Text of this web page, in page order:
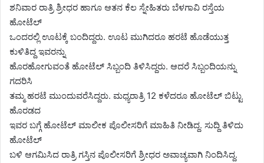
ಶನಿವಾರ ರಾತ್ರಿ ಶ್ರೀಧರ ಹಾಗೂ ಆತನ ಕೆಲ ಸ್ನೇಹಿತರು ಬೆಳಗಾವಿ ರಸ್ತೆಯ
ಹೋಟೆಲ್
ಒಂದರಲ್ಲಿ ಊಟಕ್ಕೆ ಬಂದಿದ್ದರು. ಊಟ ಮುಗಿದರೂ ಹರಟೆ ಹೊಡೆಯುತ್ತ
ಕುಳಿತಿದ್ದ ಇವರನ್ನು
ಹೊರಹೋಗುವಂತೆ ಹೋಟೆಲ್ ಸಿಬ್ಬಂದಿ ತಿಳಿಸಿದ್ದರು. ಆದರೆ ಸಿಬ್ಬಂದಿಯನ್ನು
ಗದರಿಸಿ
ತಮ್ಮ ಹರಟೆ ಮುಂದುವರೆಸಿದ್ದರು. ಮಧ್ಯರಾತ್ರಿ 12 ಕಳೆದರೂ ಹೋಟೆಲ್ ಬಿಟ್ಟು
ಹೊರಡದ
ಇವರ ಬಗ್ಗೆ ಹೋಟೆಲ್ ಮಾಲೀಕ ಪೊಲೀಸರಿಗೆ ಮಾಹಿತಿ ನೀಡಿದ್ದ. ಸುದ್ದಿ ತಿಳಿದು
ಹೋಟೆಲ್
ಬಳಿ ಆಗಮಿಸಿದ ರಾತ್ರಿ ಗಸ್ತಿನ ಪೊಲೀಸರಿಗೆ ಶ್ರೀಧರ ಅವಾಚ್ಯವಾಗಿ ನಿಂದಿಸಿದ್ದ.